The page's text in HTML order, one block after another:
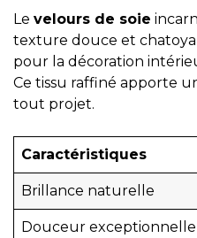
Le velours de soie
texture douce et
pour la décoration
Ce tissu raffiné apporte
tout projet.
Caractéristiques
Brillance naturelle
Douceur exceptionnelle